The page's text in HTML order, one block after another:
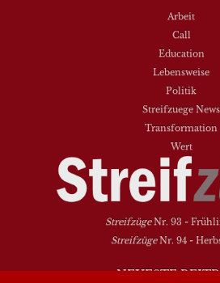
Arbeit
Call
Education
Lebensweise
Politik
Streifzuege News
Transformation
Wert
StreifzügeNr. 93 -
StreifzügeNr. 94 -
NEUESTE